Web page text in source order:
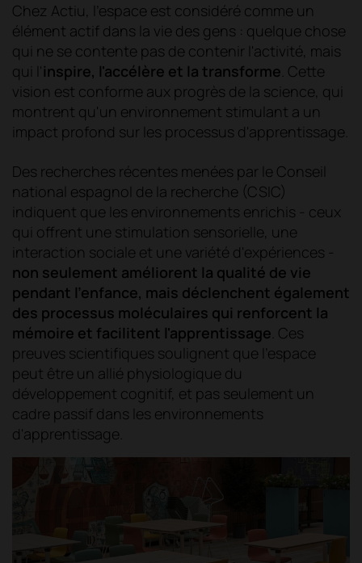
Chez Actiu, l'espace est considéré comme un
élément actif dans la vie des gens : quelque chose
qui ne se contente pas de contenir l'activité, mais
qui l'inspire, l'accélère et la transforme. Cette
vision est conforme aux progrès de la science, qui
montrent qu'un environnement stimulant a un
impact profond sur les processus d'apprentissage.
Des recherches récentes menées par le Conseil
national espagnol de la recherche (CSIC)
indiquent que les environnements enrichis - ceux
qui offrent une stimulation sensorielle, une
interaction sociale et une variété d'expériences -
non seulement améliorent la qualité de vie
pendant l'enfance, mais déclenchent également
des processus moléculaires qui renforcent la
mémoire et facilitent l'apprentissage. Ces
preuves scientifiques soulignent que l'espace
peut être un allié physiologique du
développement cognitif, et pas seulement un
cadre passif dans les environnements
d'apprentissage.